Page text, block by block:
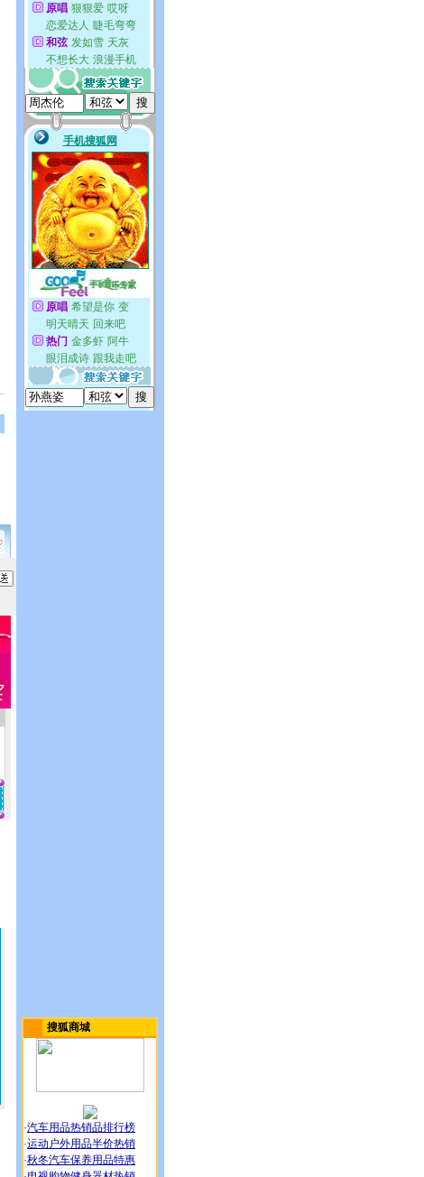
搜狐商城
·汽车用品热销品排行榜
·运动户外用品半价热销
·秋冬汽车保养用品特惠